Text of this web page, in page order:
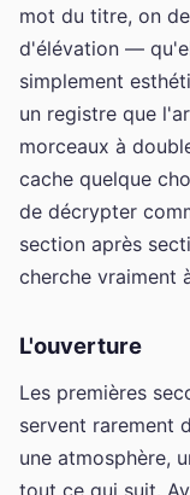
mot du titre, on
d'élévation —
simplement
un registre que
morceaux à
cache quelque
de décrypter
section après
cherche vraiment
L'ouverture
Les premières
servent rarement
une atmosphère,
tout ce qui suit.